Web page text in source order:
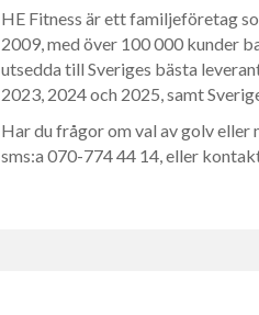
HE Fitness är ett familjeföretag
2009, med över 100 000 kunder
utsedda till Sveriges bästa
2023, 2024 och 2025, samt
Har du frågor om val av golv eller
sms:a 070-774 44 14, eller